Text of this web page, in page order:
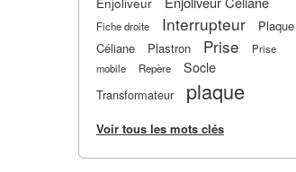
Fiche droite Interrupteur
Plaque
Céliane
Plastron Prise
Prise
mobile
Repère Socle
Transformateur plaque
Voir tous les mots clés